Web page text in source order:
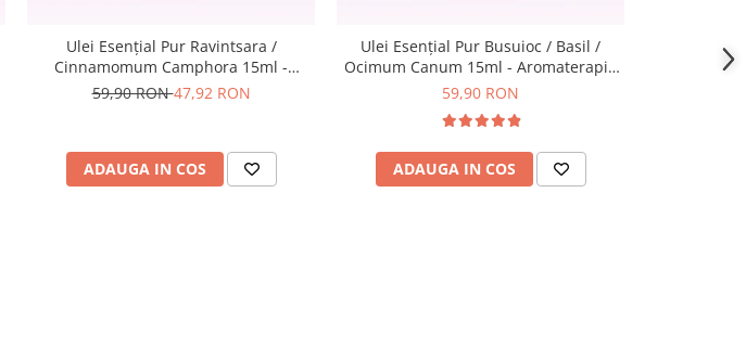
Ulei Esențial Pur Ravintsara /
Cinnamomum Camphora 15ml -
Aromaterapie Sigura | nJoy Nature
59,90 RON47,92 RON
ADAUGA IN COS
Ulei Esențial Pur Busuioc / Basil /
Ocimum Canum 15ml - Aromaterapie
Sigura | nJoy Nature
59,90 RON
ADAUGA IN COS
Ulei
Thymus